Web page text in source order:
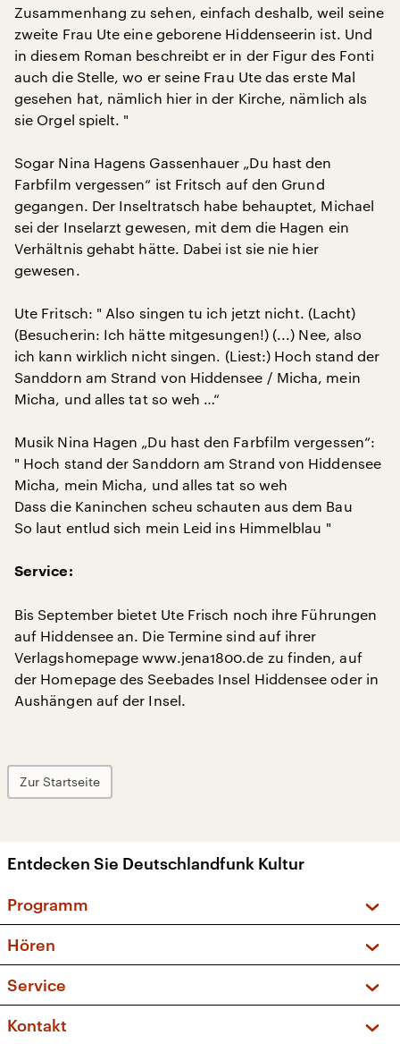
Zusammenhang zu sehen, einfach deshalb, weil seine
zweite Frau Ute eine geborene Hiddenseerin ist. Und
in diesem Roman beschreibt er in der Figur des Fonti
auch die Stelle, wo er seine Frau Ute das erste Mal
gesehen hat, nämlich hier in der Kirche, nämlich als
sie Orgel spielt. "
Sogar Nina Hagens Gassenhauer „Du hast den
Farbfilm vergessen“ ist Fritsch auf den Grund
gegangen. Der Inseltratsch habe behauptet, Michael
sei der Inselarzt gewesen, mit dem die Hagen ein
Verhältnis gehabt hätte. Dabei ist sie nie hier
gewesen.
Ute Fritsch: " Also singen tu ich jetzt nicht. (Lacht)
(Besucherin: Ich hätte mitgesungen!) (...) Nee, also
ich kann wirklich nicht singen. (Liest:) Hoch stand der
Sanddorn am Strand von Hiddensee / Micha, mein
Micha, und alles tat so weh …“
Musik Nina Hagen „Du hast den Farbfilm vergessen“:
" Hoch stand der Sanddorn am Strand von Hiddensee
Micha, mein Micha, und alles tat so weh
Dass die Kaninchen scheu schauten aus dem Bau
So laut entlud sich mein Leid ins Himmelblau "
Service:
Bis September bietet Ute Frisch noch ihre Führungen
auf Hiddensee an. Die Termine sind auf ihrer
Verlagshomepage www.jena1800.de zu finden, auf
der Homepage des Seebades Insel Hiddensee oder in
Aushängen auf der Insel.
Zur Startseite
Entdecken Sie Deutschlandfunk Kultur
Programm
Sendungen und Podcasts
Musikliste
Kakadu – Das Kinderprogramm
Hören
Frequenzen (UKW + DAB+)
Service
FAQ
Kontakt